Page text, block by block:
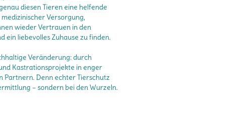
diesen Tieren eine helfende
Versorgung,
wieder Vertrauen in den
ein liebevolles Zuhause zu finden.
Veränderung: durch
Kastrationsprojekte in enger
Partnern. Denn echter Tierschutz
– sondern bei den Wurzeln.